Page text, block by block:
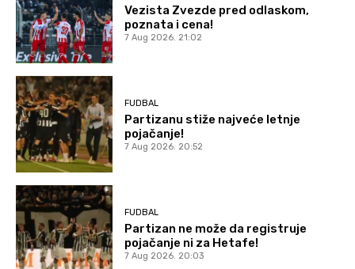
Vezista Zvezde pred odlaskom,
poznata i cena!
7 Aug 2026. 21:02
FUDBAL
Partizanu stiže najveće letnje
pojačanje!
7 Aug 2026. 20:52
FUDBAL
Partizan ne može da registruje
pojačanje ni za Hetafe!
7 Aug 2026. 20:03